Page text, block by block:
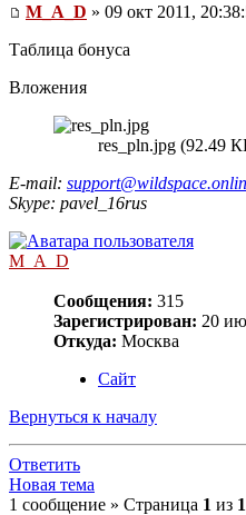
M_A_D » 09 окт 2011,
Таблица бонуса
Вложения
res_pln.jpg (92.49
E-mail:
Skype: pavel_16rus
M_A_D
Сообщения: 315
Зарегистрирован: 20
Откуда: Москва
Сайт
Вернуться к началу
Ответить
Новая тема
1 сообщение » Страница 1 из 1